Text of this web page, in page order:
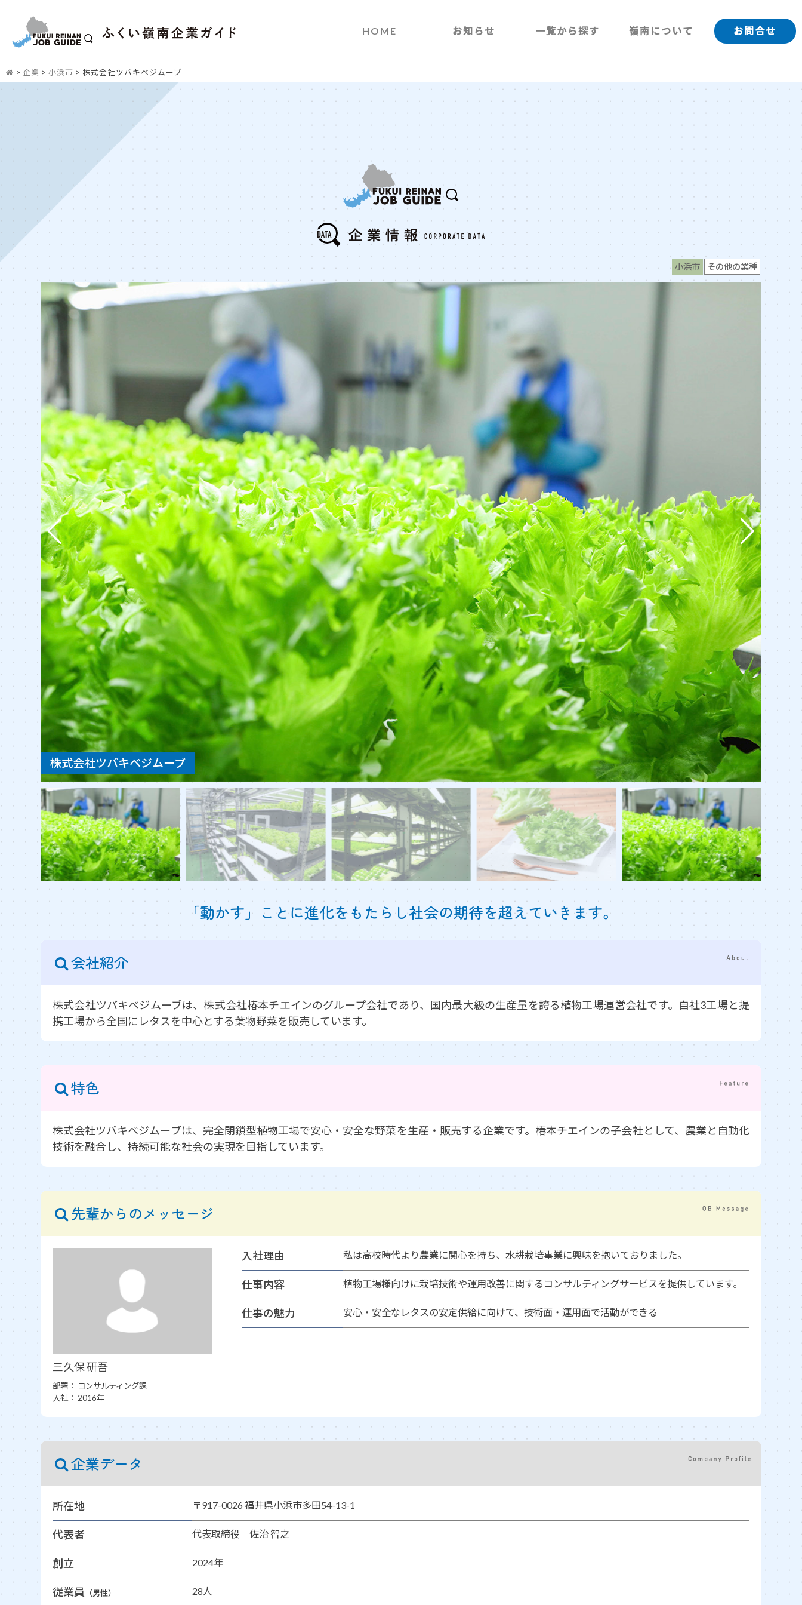
HOME お知らせ 一覧から探す 嶺南について お問合せ
> 企業 > 小浜市 > 株式会社ツバキベジムーブ
小浜市 その他の業種
株式会社ツバキベジムーブ
「動かす」ことに進化をもたらし社会の期待を超えていきます。
会社紹介
株式会社ツバキベジムーブは、株式会社椿本チエインのグループ会社であり、国内最大級の生産量を誇る植物工場運営会社です。自社3工場と提
携工場から全国にレタスを中心とする葉物野菜を販売しています。
特色
株式会社ツバキベジムーブは、完全閉鎖型植物工場で安心・安全な野菜を生産・販売する企業です。椿本チエインの子会社として、農業と自動化
技術を融合し、持続可能な社会の実現を目指しています。
先輩からのメッセージ
三久保 研吾
部署：
コンサルティング課
入社： 2016年
入社理由 私は高校時代より農業に関心を持ち、水耕栽培事業に興味を抱いておりました。
仕事内容 植物工場様向けに栽培技術や運用改善に関するコンサルティングサービスを提供しています。
仕事の魅力 安心・安全なレタスの安定供給に向けて、技術面・運用面で活動ができる
企業データ
所在地 〒917-0026 福井県小浜市多田54-13-1
代表者 代表取締役 佐治 智之
創立 2024年
従業員 （男性） 28人